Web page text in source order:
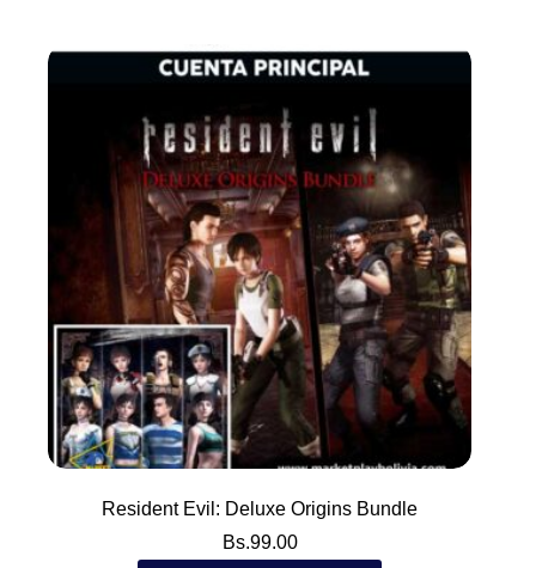
Resident Evil: Deluxe Origins Bundle
Bs.99.00